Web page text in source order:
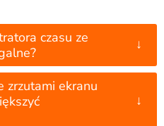
czasu ze
↓
zrzutami ekranu
↓